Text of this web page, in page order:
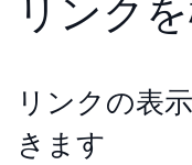
リンクの表
きます